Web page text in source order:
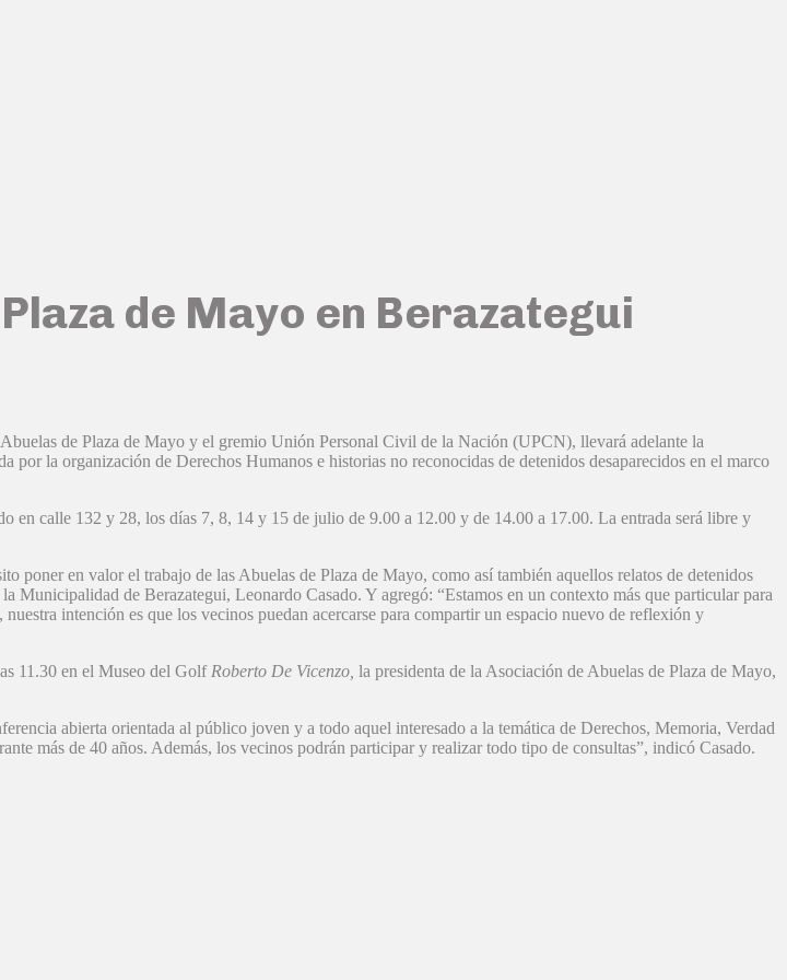
de Mayo en Berazategui
de Plaza de Mayo y el gremio Unión Personal Civil de la Nación (UPCN), llevará adelante la
por la organización de Derechos Humanos e historias no reconocidas de detenidos desaparecidos en el marco
en calle 132 y 28, los días 7, 8, 14 y 15 de julio de 9.00 a 12.00 y de 14.00 a 17.00. La entrada será libre y
poner en valor el trabajo de las Abuelas de Plaza de Mayo, como así también aquellos relatos de detenidos
Municipalidad de Berazategui, Leonardo Casado. Y agregó: “Estamos en un contexto más que particular para
intención es que los vecinos puedan acercarse para compartir un espacio nuevo de reflexión y
11.30 en el Museo del GolfRoberto De Vicenzo, la presidenta de la Asociación de Abuelas de Plaza de Mayo,
abierta orientada al público joven y a todo aquel interesado a la temática de Derechos, Memoria, Verdad
más de 40 años. Además, los vecinos podrán participar y realizar todo tipo de consultas”, indicó Casado.